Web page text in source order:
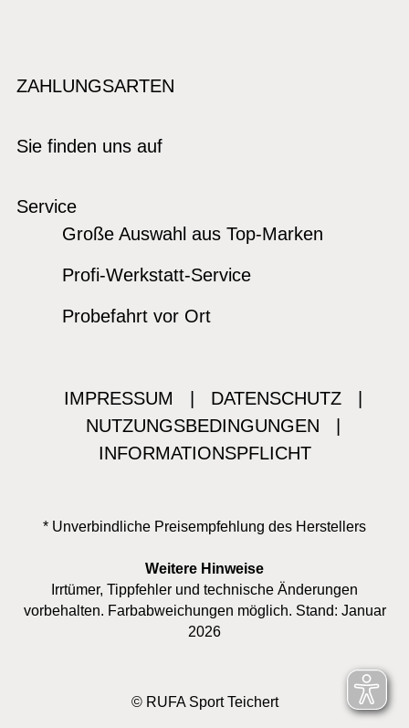
ZAHLUNGSARTEN
Sie finden uns auf
Service
Große Auswahl aus Top-Marken
Profi-Werkstatt-Service
Probefahrt vor Ort
IMPRESSUM DATENSCHUTZ
NUTZUNGSBEDINGUNGEN
INFORMATIONSPFLICHT
* Unverbindliche Preisempfehlung des Herstellers
Weitere Hinweise
Irrtümer, Tippfehler und technische Änderungen
vorbehalten. Farbabweichungen möglich. Stand: Januar
2026
© RUFA Sport Teichert